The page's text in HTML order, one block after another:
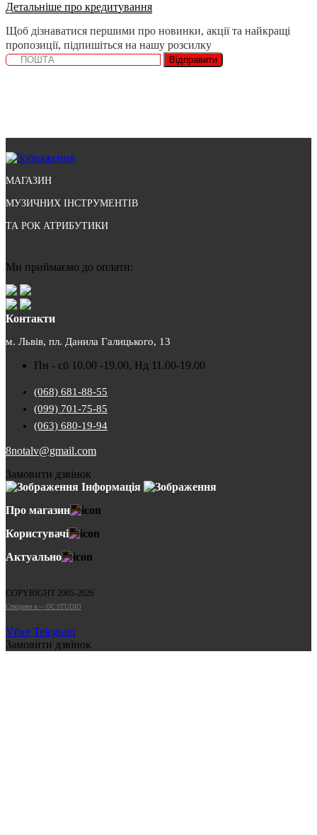
Детальніше про кредитування
Щоб дізнаватися першими про новинки, акції та найкращі
пропозиції, підпишіться на нашу розсилку
Відправити
МАГАЗИН
МУЗИЧНИХ ІНСТРУМЕНТІВ
ТА РОК АТРИБУТИКИ
Ми приймаємо до оплати:
Контакти
м. Львів, пл. Данила Галицького, 13
Пн - сб 10.00 -19.00, Нд 11.00-19.00
(068) 681-88-55
(099) 701-75-85
(063) 680-19-94
8notalv@gmail.com
Замовити дзвінок
Інформація
Про магазин
Користувачі
Актуально
COPYRIGHT 2005-2026
Cтворено в — OC STUDIO
Viber Telegram
Замовити дзвінок